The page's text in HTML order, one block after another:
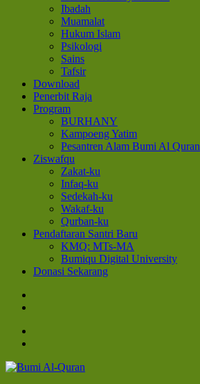
Ibadah
Muamalat
Hukum Islam
Psikologi
Sains
Tafsir
Download
Penerbit Raja
Program
BURHANY
Kampoeng Yatim
Pesantren Alam Bumi Al Quran
Ziswafqu
Zakat-ku
Infaq-ku
Sedekah-ku
Wakaf-ku
Qurban-ku
Pendaftaran Santri Baru
KMQ: MTs-MA
Bumiqu Digital University
Donasi Sekarang